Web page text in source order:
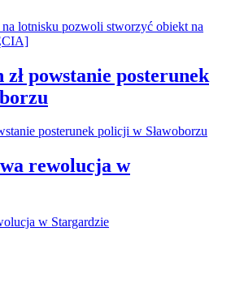
powstanie posterunek
rewolucja w